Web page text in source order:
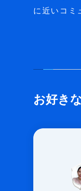
に近いコミ
お好き